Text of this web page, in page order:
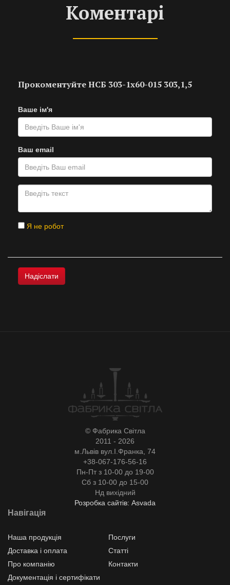
Коментарі
Прокоментуйте НСБ 303-1х60-015 303,1,5
Ваше ім'я
Ваш email
Я не робот
© Фабрика Світла
2011 - 2026
м.Львів вул.І.Франка, 74
+38-067-176-56-16
Пн-Пт з 10-00 до 19-00
Сб з 10-00 до 15-00
Нд вихідний
Розробка сайтів: Asvada
Навігація
Наша продукція
Послуги
Доставка і оплата
Статті
Про компанію
Контакти
Документація і сертифікати